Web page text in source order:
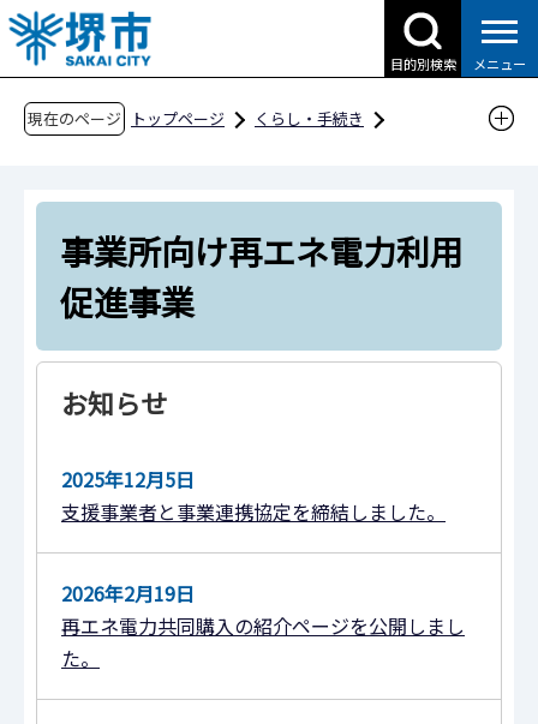
こ
の
ペ
目的別検索 メニュー
現在のページ トップページ
くらし・手続き
温暖化対策・地域エネルギー
事業所における脱炭素への取組
事業所向け再エネ電力利用促進事業
事業所向け再エネ電力利用
促進事業
お知らせ
2025年12月5日
支援事業者と事業連携協定を締結しました。
2026年2月19日
再エネ電力共同購入の紹介ページを公開しまし
た。